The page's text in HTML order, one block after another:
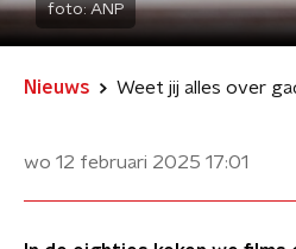
foto:ANP
Nieuws Weet jij alles over
wo 12 februari 2025 17:01